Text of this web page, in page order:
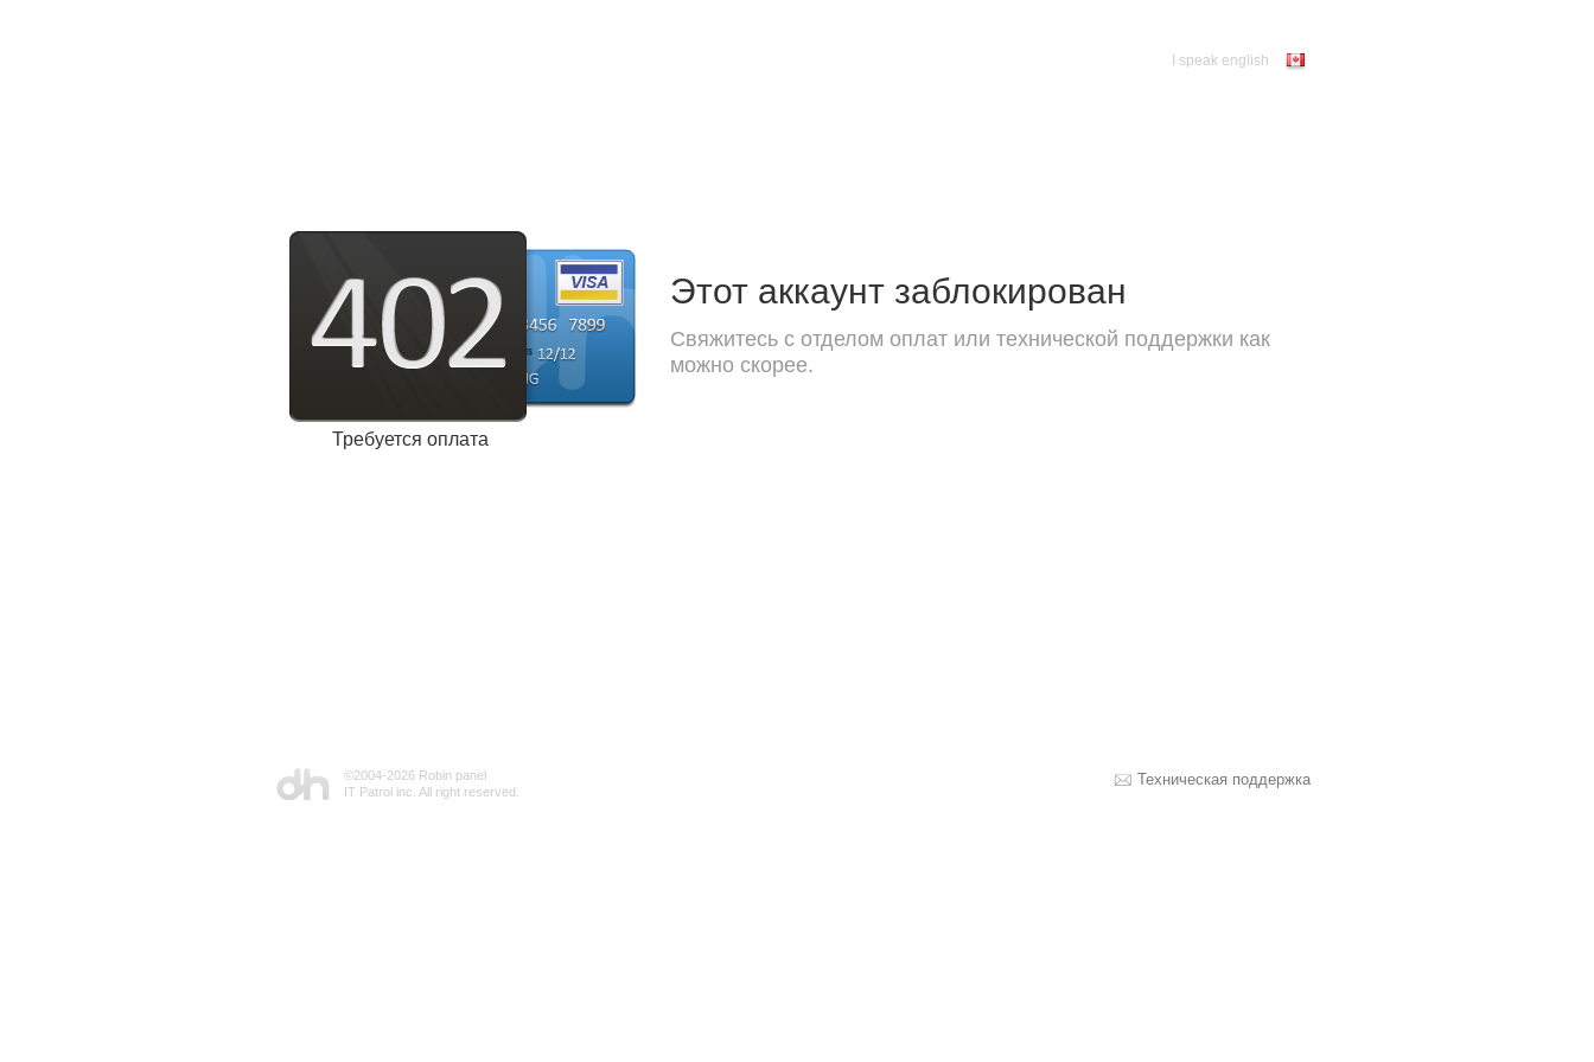
I speak english
Требуется оплата
Этот аккаунт заблокирован
Свяжитесь с отделом оплат или технической поддержки как
можно скорее.
Техническая поддержка
©2004-2026 Robin panel
IT Patrol inc. All right reserved.